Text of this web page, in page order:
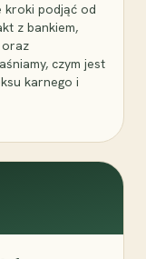
kroki podjąć od
z bankiem,
oraz
czym jest
karnego i